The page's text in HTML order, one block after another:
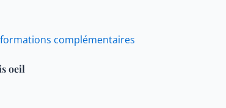
complémentaires
oeil